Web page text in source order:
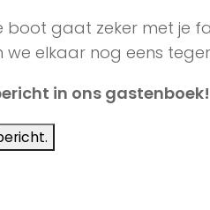
boot gaat zeker met je
we elkaar nog eens
in ons gastenboek!